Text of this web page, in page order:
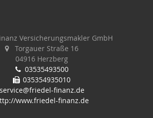
Versicherungsmakler GmbH
Torgauer Straße 16
04916 Herzberg
03535493500
035354935010
service@friedel-finanz.de
www.friedel-finanz.de